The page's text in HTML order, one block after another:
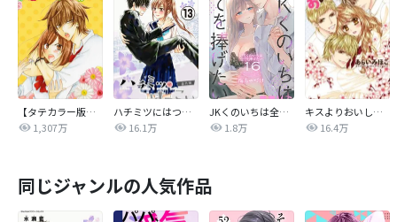
【タテカラー版】なまいきざかり。
1,307万
ハチミツにはつこい
16.1万
JKくのいちは全てを捧げたい
1.8万
キスよりおいしいっ！
16.4万
同じジャンルの人気作品